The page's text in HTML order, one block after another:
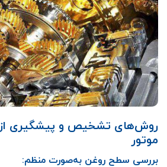
روش‌های تشخیص و پیشگیری
موتور
بررسی سطح روغن به‌صورت منظم: